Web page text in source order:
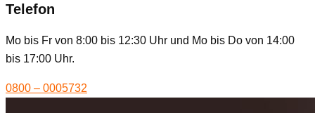
Telefon
Mo bis Fr von 8:00 bis 12:30 Uhr und Mo bis Do von 14:00
bis 17:00 Uhr.
0800 – 0005732